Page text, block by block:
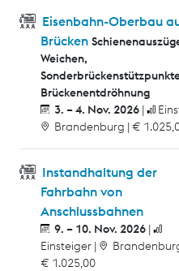
Eisenbahn-Oberbau
Brücken
Weichen,
Brückenentdröhnung
3. – 4. Nov. 2026
Brandenburg €
Instandhaltung der
Fahrbahn von
Anschlussbahnen
9. – 10. Nov. 2026
Einsteiger
€ 1.025,00